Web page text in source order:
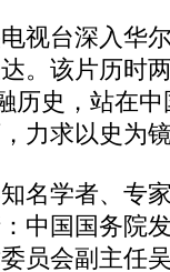
台深入华
。该片历时
历史，站在
力求以史为
学者、专
中国国务院
员会副主任